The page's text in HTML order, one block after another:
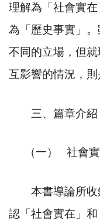
理解為「社會實
為「歷史事實」
不同的立場，但
互影響的情況，則
三、篇章介紹
（一） 社會
本書導論所收
認「社會實在」